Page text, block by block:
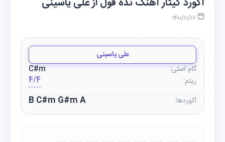
علی یاسینی
گام اصلی:
C#m
ریتم:
4/4
آکوردها:
B C#m G#m A